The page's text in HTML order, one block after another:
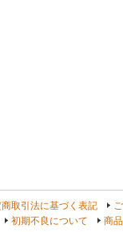
取引法に基づく表記
初期不良について
商